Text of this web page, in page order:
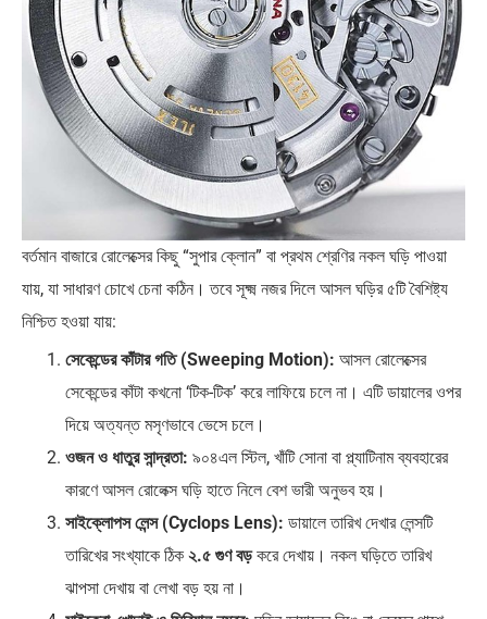
বর্তমান বাজারে রোলেক্সের কিছু “সুপার ক্লোন” বা প্রথম শ্রেণির নকল ঘড়ি পাওয়া
যায়, যা সাধারণ চোখে চেনা কঠিন। তবে সূক্ষ্ম নজর দিলে আসল ঘড়ির ৫টি বৈশিষ্ট্য
নিশ্চিত হওয়া যায়:
সেকেন্ডের কাঁটার গতি (Sweeping Motion): আসল রোলেক্সের
সেকেন্ডের কাঁটা কখনো ‘টিক-টিক’ করে লাফিয়ে চলে না। এটি ডায়ালের ওপর
দিয়ে অত্যন্ত মসৃণভাবে ভেসে চলে।
ওজন ও ধাতুর সান্দ্রতা: ৯০৪এল স্টিল, খাঁটি সোনা বা প্ল্যাটিনাম ব্যবহারের
কারণে আসল রোলেক্স ঘড়ি হাতে নিলে বেশ ভারী অনুভব হয়।
সাইক্লোপস লেন্স (Cyclops Lens): ডায়ালে তারিখ দেখার লেন্সটি
তারিখের সংখ্যাকে ঠিক ২.৫ গুণ বড়করে দেখায়। নকল ঘড়িতে তারিখ
ঝাপসা দেখায় বা লেখা বড় হয় না।